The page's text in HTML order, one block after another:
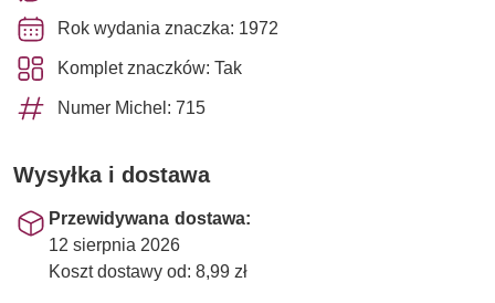
Rok wydania znaczka: 1972
Komplet znaczków: Tak
Numer Michel: 715
Wysyłka i dostawa
Przewidywana dostawa:
12 sierpnia 2026
Koszt dostawy od: 8,99 zł